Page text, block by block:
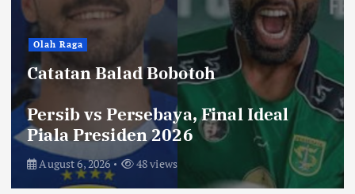
Hiburan
Toko Perlengkapan Mayat, Bisa
Laku dengan Syarat ini, Ngeri …!
Saksikan di Bioskop
August 3, 2026 67 views